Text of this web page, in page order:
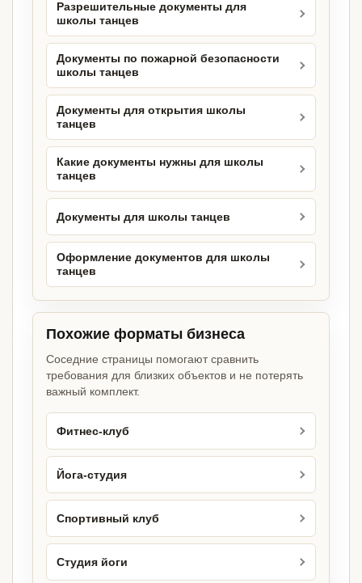
Разрешительные документы для
школы танцев
Документы по пожарной безопасности
школы танцев
Документы для открытия школы
танцев
Какие документы нужны для школы
танцев
Документы для школы танцев
Оформление документов для школы
танцев
Похожие форматы бизнеса
Соседние страницы помогают сравнить
требования для близких объектов и не потерять
важный комплект.
Фитнес-клуб
Йога-студия
Спортивный клуб
Студия йоги